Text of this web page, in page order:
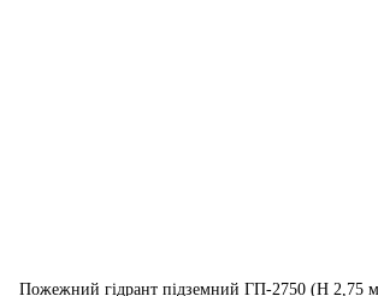
Пожежний гідрант підземний ГП-2750 (H 2,75